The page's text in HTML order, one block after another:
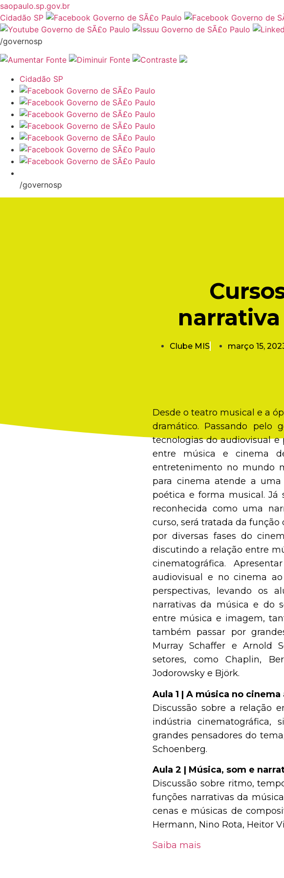
saopaulo.sp.gov.br
Cidadão SP
/governosp
Cidadão SP
/governosp
Clube MIS março 15,
Desde o teatro musical e a
dramático. Passando pelo
tecnologias do audiovisual e
entre música e cinema
entretenimento no mundo
para cinema atende a uma
poética e forma musical.
reconhecida como uma
curso, será tratada da
por diversas fases do
discutindo a relação entre
cinematográfica.
audiovisual e no cinema
perspectivas, levando os
narrativas da música e do
entre música e imagem,
também passar por
Murray Schaffer e Arnold
setores, como Chaplin,
Jodorowsky e Björk.
Aula 1 | A música no
Discussão sobre a relação
indústria cinematográfica,
grandes pensadores do
Schoenberg.
Aula 2 | Música, som e
Discussão sobre ritmo,
funções narrativas da
cenas e músicas de
Hermann, Nino Rota, Heitor
Saiba mais